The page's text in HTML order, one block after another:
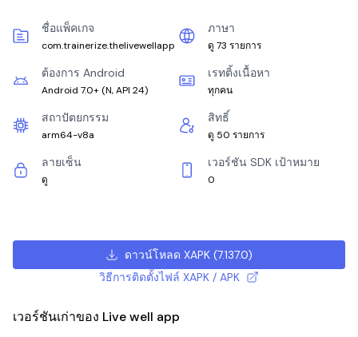
ชื่อแพ็คเกจ
com.trainerize.thelivewellapp
ภาษา
ดู 73 รายการ
ต้องการ Android
Android 7.0+ (N, API 24)
เรทติ้งเนื้อหา
ทุกคน
สถาปัตยกรรม
arm64-v8a
สิทธิ์
ดู 50 รายการ
ลายเซ็น
ดู
เวอร์ชัน SDK เป้าหมาย
0
ดาวน์โหลด XAPK(7.137.0)
วิธีการติดตั้งไฟล์ XAPK / APK
เวอร์ชันเก่าของ Live well app